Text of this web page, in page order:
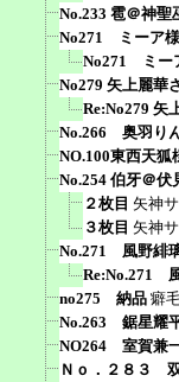
No.233 雹＠神聖
No271 ミーア
No271 ミー
No279 矢上麗華
Re:No279 矢
No.266 奥羽り
NO.100東西天狐
No.254 伯牙＠伏
２枚目 矢神
３枚目 矢神
No.271 風野緋
Re:No.271
no275 納品 癖
No.263 鋸星耀
NO264 室賀兼
Ｎｏ．２８３